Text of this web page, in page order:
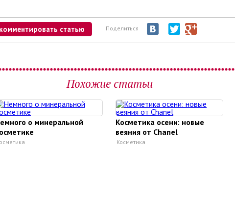
статью Поделиться
Похожие статьи
о минеральной
Косметика осени: новые
веяния от Chanel
Косметика